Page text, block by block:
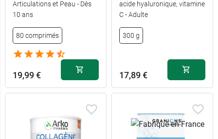
cassis
Articulations et Peau - Dès
10 ans
80 comprimés
19,99 €
acide hyaluronique, vitamine
C - Adulte
300 g
17,89 €